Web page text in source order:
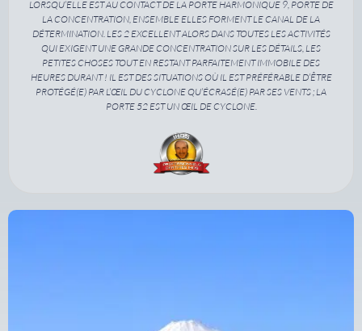
LORSQU’ELLE EST AU CONTACT DE LA PORTE HARMONIQUE 9, PORTE DE
LA CONCENTRATION, ENSEMBLE ELLES FORMENT LE CANAL DE LA
DÉTERMINATION. LES 2 EXCELLENT ALORS DANS TOUTES LES ACTIVITÉS
QUI EXIGENT UNE GRANDE CONCENTRATION SUR LES DÉTAILS, LES
PETITES CHOSES TOUT EN RESTANT PARFAITEMENT IMMOBILE DES
HEURES DURANT ! IL EST DES SITUATIONS OÙ IL EST PRÉFÉRABLE D’ÊTRE
PROTÉGÉ(E) PAR L’ŒIL DU CYCLONE QU’ÉCRASÉ(E) PAR SES VENTS ; LA
PORTE 52 EST UN ŒIL DE CYCLONE.